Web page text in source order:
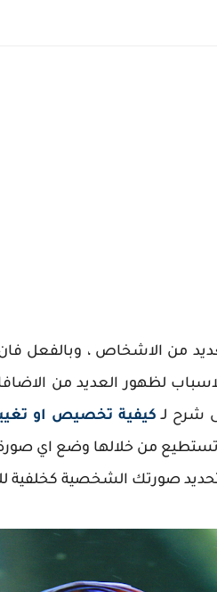
من الاشخاص ، وبالفعل فان
لظهور العديد من
شرح لـ كيفية تخصيص او
من خلالها وضع اي صورة
صورتك الشخصية كخلفية